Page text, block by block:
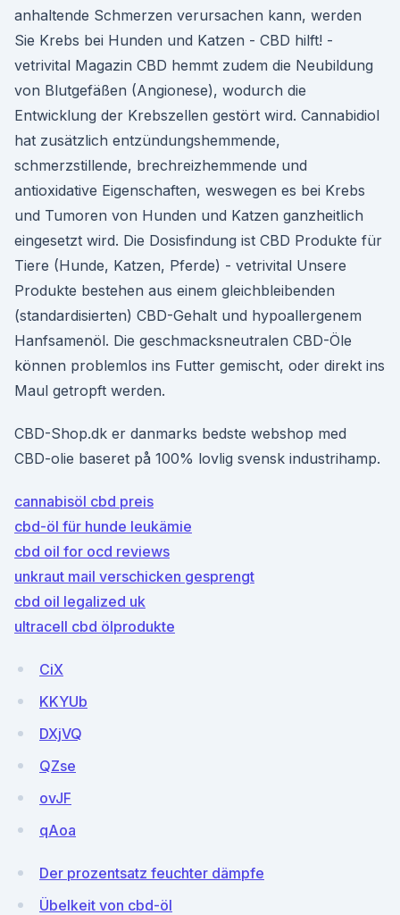
anhaltende Schmerzen verursachen kann, werden
Sie Krebs bei Hunden und Katzen - CBD hilft! -
vetrivital Magazin CBD hemmt zudem die Neubildung
von Blutgefäßen (Angionese), wodurch die
Entwicklung der Krebszellen gestört wird. Cannabidiol
hat zusätzlich entzündungshemmende,
schmerzstillende, brechreizhemmende und
antioxidative Eigenschaften, weswegen es bei Krebs
und Tumoren von Hunden und Katzen ganzheitlich
eingesetzt wird. Die Dosisfindung ist CBD Produkte für
Tiere (Hunde, Katzen, Pferde) - vetrivital Unsere
Produkte bestehen aus einem gleichbleibenden
(standardisierten) CBD-Gehalt und hypoallergenem
Hanfsamenöl. Die geschmacksneutralen CBD-Öle
können problemlos ins Futter gemischt, oder direkt ins
Maul getropft werden.
CBD-Shop.dk er danmarks bedste webshop med
CBD-olie baseret på 100% lovlig svensk industrihamp.
cannabisöl cbd preis
cbd-öl für hunde leukämie
cbd oil for ocd reviews
unkraut mail verschicken gesprengt
cbd oil legalized uk
ultracell cbd ölprodukte
CiX
KKYUb
DXjVQ
QZse
ovJF
qAoa
Der prozentsatz feuchter dämpfe
Übelkeit von cbd-öl